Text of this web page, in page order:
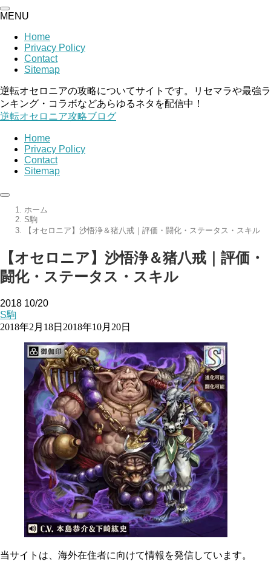
MENU
Home
Privacy Policy
Contact
Sitemap
逆転オセロニアの攻略についてサイトです。リセマラや最強ラ
ンキング・コラボなどあらゆるネタを配信中！
逆転オセロニア攻略ブログ
Home
Privacy Policy
Contact
Sitemap
ホーム
S駒
【オセロニア】沙悟浄＆猪八戒｜評価・闘化・ステータス・スキル
【オセロニア】沙悟浄＆猪八戒｜評価・
闘化・ステータス・スキル
2018 10/20
S駒
2018年2月18日 2018年10月20日
当サイトは、海外在住者に向けて情報を発信しています。